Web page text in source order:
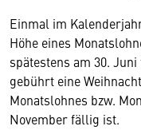
Einmal im
Höhe eines
spätestens am 30.
gebührt eine
Monatslohnes bzw.
November fällig ist.